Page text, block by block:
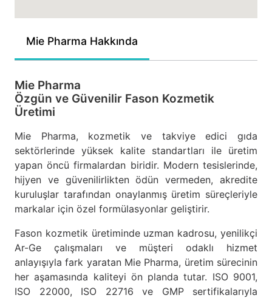
Mie Pharma Hakkında
Mie Pharma
Özgün ve Güvenilir Fason Kozmetik
Üretimi
Mie Pharma, kozmetik ve takviye edici gıda
sektörlerinde yüksek kalite standartları ile üretim
yapan öncü firmalardan biridir. Modern tesislerinde,
hijyen ve güvenilirlikten ödün vermeden, akredite
kuruluşlar tarafından onaylanmış üretim süreçleriyle
markalar için özel formülasyonlar geliştirir.
Fason kozmetik üretiminde uzman kadrosu, yenilikçi
Ar-Ge çalışmaları ve müşteri odaklı hizmet
anlayışıyla fark yaratan Mie Pharma, üretim sürecinin
her aşamasında kaliteyi ön planda tutar. ISO 9001,
ISO 22000, ISO 22716 ve GMP sertifikalarıyla